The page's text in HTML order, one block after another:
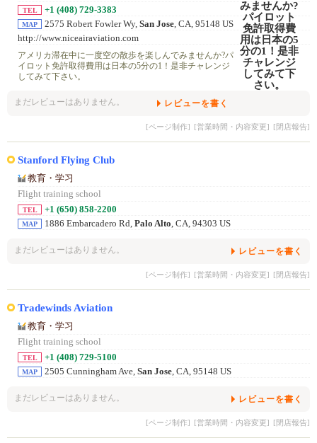
TEL +1 (408) 729-3383
MAP 2575 Robert Fowler Wy, San Jose , CA, 95148 US
http://www.niceairaviation.com
アメリカ滞在中に一度空の散歩を楽しんでみませんか?パ
イロット免許取得費用は日本の5分の1！是非チャレンジ
してみて下さい。
まだレビューはありません。 レビューを書く
[ページ制作] [営業時間・内容変更] [閉店報告]
Stanford Flying Club
教育・学习
Flight training school
TEL +1 (650) 858-2200
MAP 1886 Embarcadero Rd, Palo Alto, CA, 94303 US
まだレビューはありません。 レビューを書く
[ページ制作] [営業時間・内容変更] [閉店報告]
Tradewinds Aviation
教育・学习
Flight training school
TEL +1 (408) 729-5100
MAP 2505 Cunningham Ave, San Jose, CA, 95148 US
まだレビューはありません。 レビューを書く
[ページ制作] [営業時間・内容変更] [閉店報告]